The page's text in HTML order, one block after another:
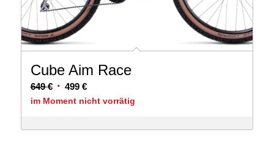
Cube Aim Race
649€ Ursprünglicher
Preis
649 €
499 €Aktueller
Preis
499 €.
im Moment nicht vorrätig